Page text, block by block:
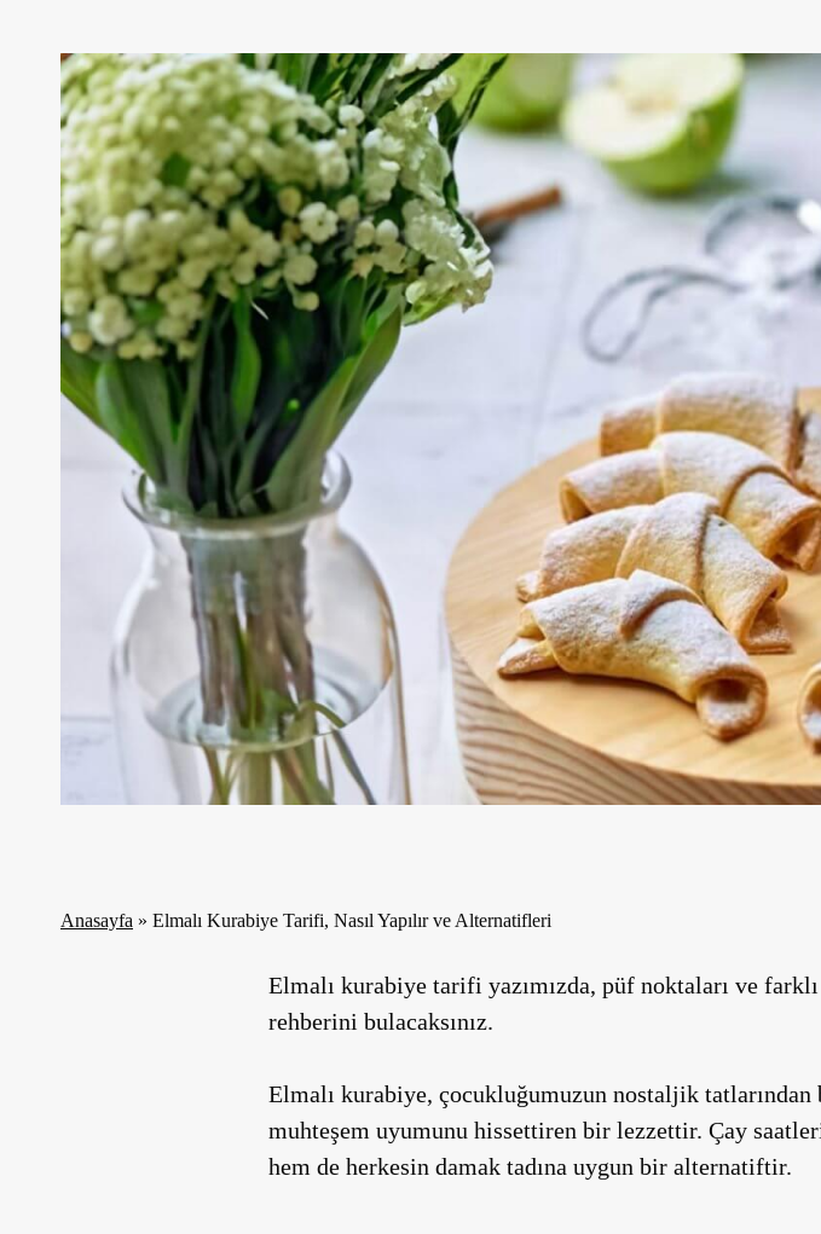
Anasayfa » Elmalı Kurabiye Tarifi, Nasıl Yapılır ve Alternatifleri
Elmalı kurabiye tarifi yazımızda, püf noktaları ve
rehberini bulacaksınız.
Elmalı kurabiye, çocukluğumuzun nostaljik tatlarından
muhteşem uyumunu hissettiren bir lezzettir. Çay
hem de herkesin damak tadına uygun bir alternatiftir.